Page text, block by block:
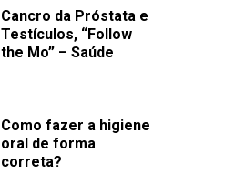
Cancro da Próstata e
Testículos, “Follow
the Mo” – Saúde
Como fazer a higiene
oral de forma
correta?